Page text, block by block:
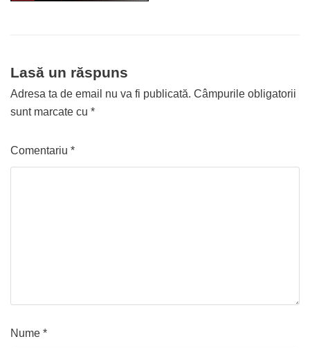
Lasă un răspuns
Adresa ta de email nu va fi publicată. Câmpurile obligatorii
sunt marcate cu *
Comentariu *
Nume *